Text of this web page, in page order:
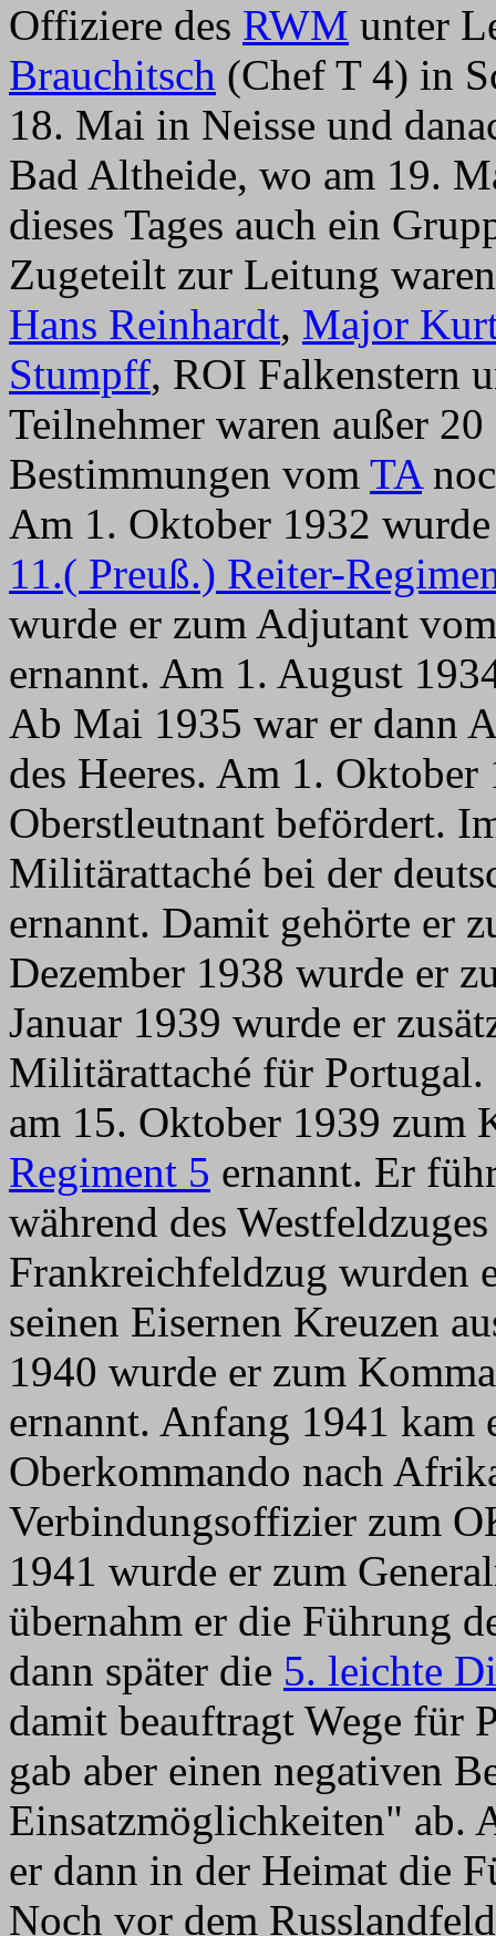
Offiziere des RWM unter
Brauchitsch (Chef T 4) in
18. Mai in Neisse und
Bad Altheide, wo am 19.
dieses Tages auch ein
Zugeteilt zur Leitung
Hans Reinhardt, Major
Stumpff, ROI Falkenstern
Teilnehmer waren außer
Bestimmungen vom TA
Am 1. Oktober 1932
11.( Preuß.) Reiter-
wurde er zum Adjutant
ernannt. Am 1. August
Ab Mai 1935 war er dann
des Heeres. Am 1.
Oberstleutnant befördert.
Militärattaché bei der
ernannt. Damit gehörte er
Dezember 1938 wurde er
Januar 1939 wurde er
Militärattaché für Portugal.
am 15. Oktober 1939 zum
Regiment 5 ernannt. Er
während des
Frankreichfeldzug wurden
seinen Eisernen Kreuzen
1940 wurde er zum
ernannt. Anfang 1941 kam
Oberkommando nach
Verbindungsoffizier zum
1941 wurde er zum
übernahm er die Führung
dann später die 5. leichte
damit beauftragt Wege für
gab aber einen negativen
Einsatzmöglichkeiten" ab.
er dann in der Heimat die
Noch vor dem